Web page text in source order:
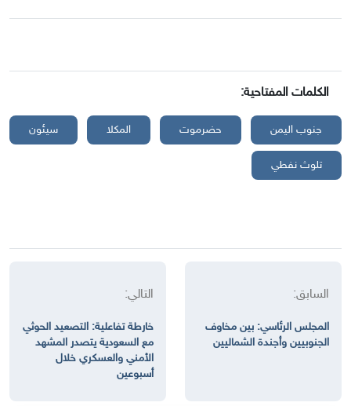
الكلمات المفتاحية:
جنوب اليمن حضرموت المكلا سيئون
تلوث نفطي
السابق:
المجلس الرئاسي: بين مخاوف
الجنوبيين وأجندة الشماليين
التالي:
خارطة تفاعلية: التصعيد الحوثي
مع السعودية يتصدر المشهد
الأمني والعسكري خلال
أسبوعين